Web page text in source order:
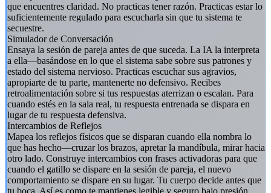
que encuentres claridad. No practicas tener razón. Practicas estar lo
suficientemente regulado para escucharla sin que tu sistema te
secuestre.
Simulador de Conversación
Ensaya la sesión de pareja antes de que suceda. La IA la interpreta
a ella—basándose en lo que el sistema sabe sobre sus patrones y
estado del sistema nervioso. Practicas escuchar sus agravios,
apropiarte de tu parte, mantenerte no defensivo. Recibes
retroalimentación sobre si tus respuestas aterrizan o escalan. Para
cuando estés en la sala real, tu respuesta entrenada se dispara en
lugar de tu respuesta defensiva.
Intercambios de Reflejos
Mapea los reflejos físicos que se disparan cuando ella nombra lo
que has hecho—cruzar los brazos, apretar la mandíbula, mirar hacia
otro lado. Construye intercambios con frases activadoras para que
cuando el gatillo se dispare en la sesión de pareja, el nuevo
comportamiento se dispare en su lugar. Tu cuerpo decide antes que
tu boca. Así es como te mantienes legible y seguro bajo presión.